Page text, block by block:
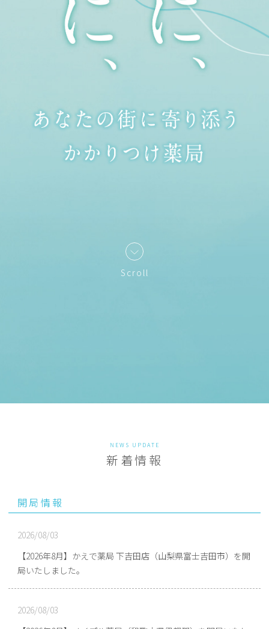
Scroll
NEWS UPDATE
新着情報
開局情報
2026/08/03
【2026年8月】かえで薬局 下吉田店（山梨県富士吉田市）を開
局いたしました。
2026/08/03